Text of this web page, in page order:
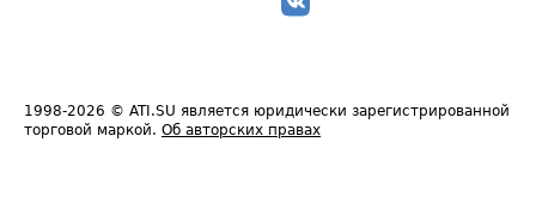
1998-2026 © ATI.SU является юридически зарегистрированной
торговой маркой. Об авторских правах